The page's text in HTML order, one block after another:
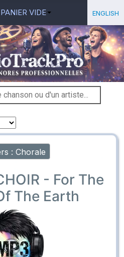
PANIER VIDE English
: Chorale
- For The
The Earth